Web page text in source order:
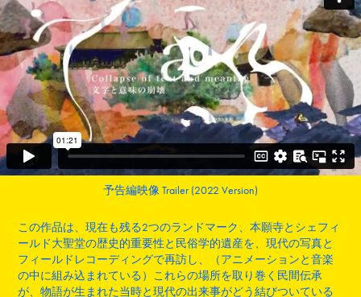
予告編映像 Trailer (2022 Version)
この作品は、現在も残る2つのランドマーク、本願寺とシェフィ
ールド大聖堂の歴史的重要性と民俗学的遺産を、現代の写真と
フィールドレコーディングで再訪し、（アニメーションと音楽
の中に組み込まれている）これらの場所を取り巻く民間伝承
が、物語が生まれた当時と現代の出来事がどう結びついている